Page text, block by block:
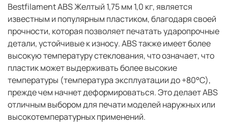
Bestfilament ABS Желтый 1,75 мм 1,0 кг, является
известным и популярным пластиком, благодаря своей
прочности, которая позволяет печатать ударопрочные
детали, устойчивые к износу. ABS также имеет более
высокую температуру стеклования, что означает, что
пластик может выдерживать более высокие
температуры (температура эксплуатации до +80°C),
прежде чем начнет деформироваться. Это делает ABS
отличным выбором для печати моделей наружных или
высокотемпературных применений.